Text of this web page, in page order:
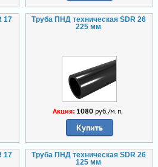
17
Труба ПНД техническая SDR 26
225 мм
Акция: 1080 руб./м.п.
Купить
17
Труба ПНД техническая SDR 26
125 мм